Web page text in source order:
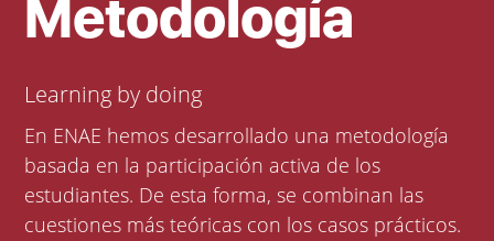
Metodología
Learning by doing
En ENAE hemos desarrollado una metodología
basada en la participación activa de los
estudiantes. De esta forma, se combinan las
cuestiones más teóricas con los casos prácticos.